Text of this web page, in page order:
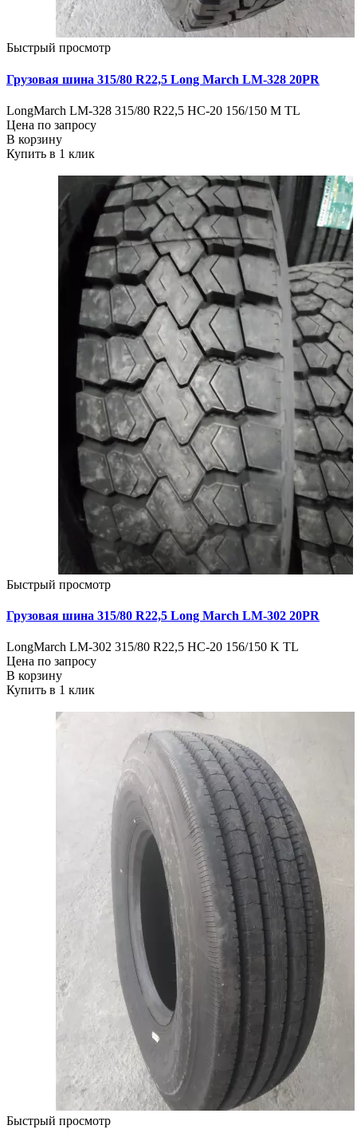
Быстрый просмотр
Грузовая шина 315/80 R22,5 Long March LM-328 20PR
LongMarch LM-328 315/80 R22,5 НС-20 156/150 М TL
Цена по запросу
В корзину
Купить в 1 клик
Быстрый просмотр
Грузовая шина 315/80 R22,5 Long March LM-302 20PR
LongMarch LM-302 315/80 R22,5 НС-20 156/150 K TL
Цена по запросу
В корзину
Купить в 1 клик
Быстрый просмотр